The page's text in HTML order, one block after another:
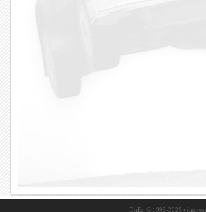
DuEn © 1999-2026 •